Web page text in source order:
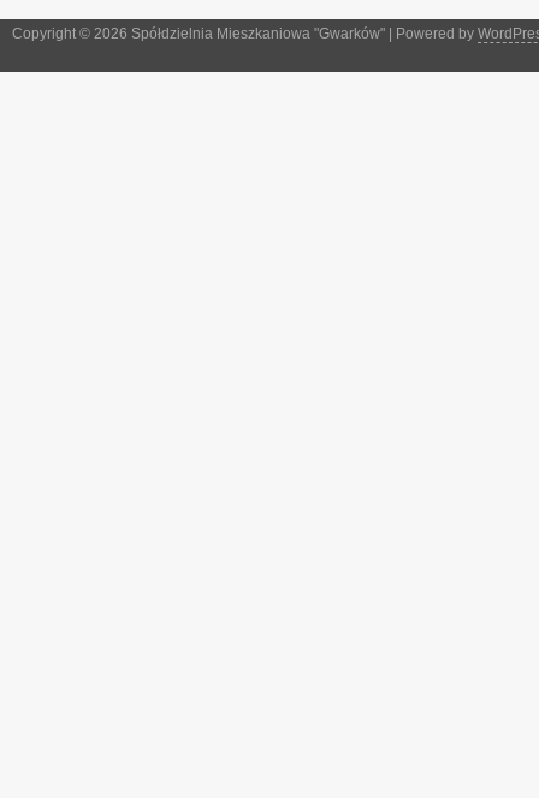
Copyright © 2026 Spółdzielnia Mieszkaniowa "Gwarków" | Powered by